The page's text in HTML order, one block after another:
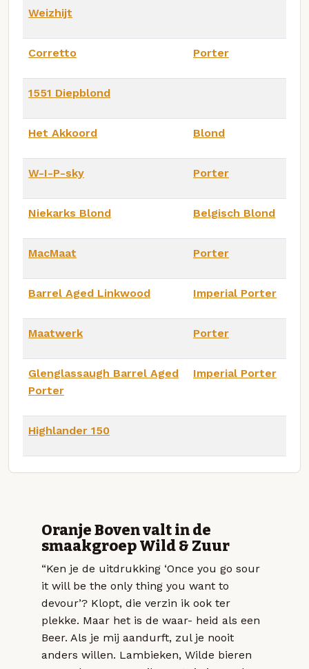
Weizhijt
Corretto Porter
1551 Diepblond
Het Akkoord Blond
W-I-P-sky Porter
Niekarks Blond Belgisch Blond
MacMaat Porter
Barrel Aged Linkwood Imperial Porter
Maatwerk Porter
Glenglassaugh Barrel Aged
Porter
Imperial Porter
Highlander 150
Oranje Boven valt in de
smaakgroep Wild & Zuur
“Ken je de uitdrukking ‘Once you go sour
it will be the only thing you want to
devour’? Klopt, die verzin ik ook ter
plekke. Maar het is de waar- heid als een
Beer. Als je mij aandurft, zul je nooit
anders willen. Lambieken, Wilde bieren